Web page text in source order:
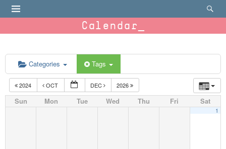
Calendar
Categories Tags
2024 OCT DEC 2026
Sun Mon Tue Wed Thu Fri Sat
1